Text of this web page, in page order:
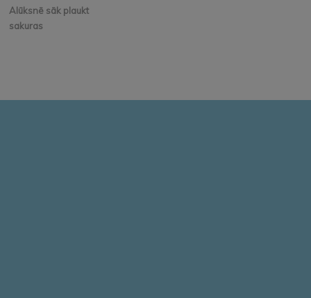
Alūksnē sāk plaukt
sakuras